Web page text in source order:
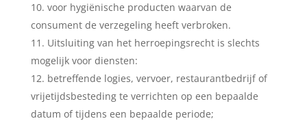
voor hygiënische producten waarvan de
consument de verzegeling heeft verbroken.
Uitsluiting van het herroepingsrecht is slechts
mogelijk voor diensten:
betreffende logies, vervoer, restaurantbedrijf of
vrijetijdsbesteding te verrichten op een bepaalde
datum of tijdens een bepaalde periode;